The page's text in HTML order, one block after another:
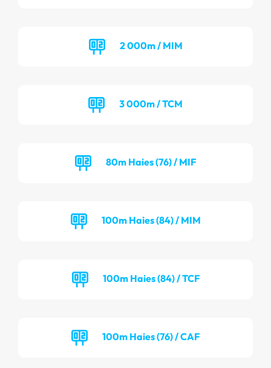
2 000m / MIM
3 000m / TCM
80m Haies (76) / MIF
100m Haies (84) / MIM
100m Haies (84) / TCF
100m Haies (76) / CAF